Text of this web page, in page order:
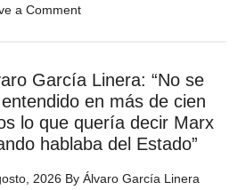
a Comment
García Linera: “No se
entendido en más de cien
lo que quería decir Marx
hablaba del Estado”
2026 ByÁlvaro García Linera